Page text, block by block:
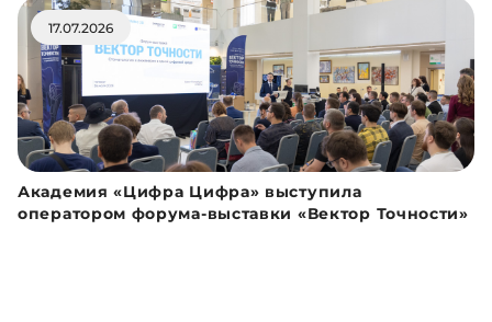
17.07.2026
Академия «Цифра Цифра» выступила
оператором форума-выставки «Вектор Точности»